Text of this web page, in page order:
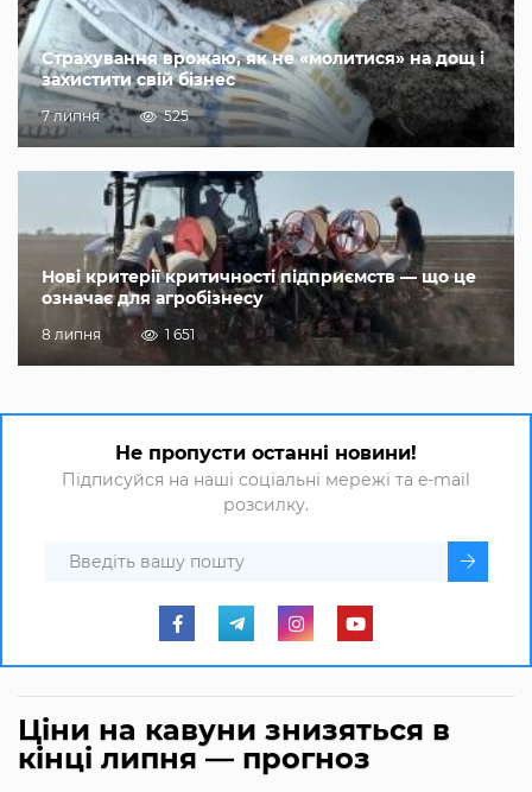
Страхування врожаю, як не «молитися» на дощ і
захистити свій бізнес
7 липня 525
Нові критерії критичності підприємств — що це
означає для агробізнесу
8 липня 1 651
Не пропусти останні новини!
Підписуйся на наші соціальні мережі та e-mail
розсилку.
Ціни на кавуни знизяться в
кінці липня — прогноз